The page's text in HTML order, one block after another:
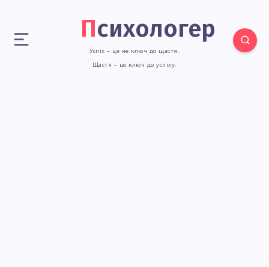
Психологер
Успіх – це не ключ до щастя.
Щастя – це ключ до успіху.